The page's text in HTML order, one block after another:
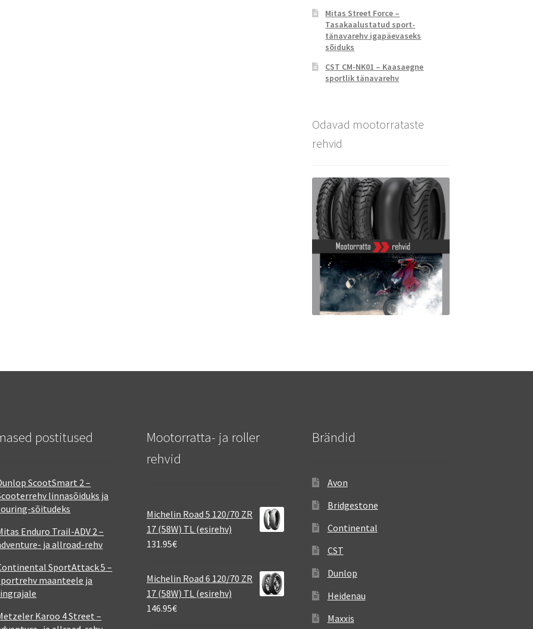
Mitas Street Force –
Tasakaalustatud sport-
tänavarehv igapäevaseks
sõiduks
CST CM-NK01 – Kaasaegne
sportlik tänavarehv
Odavad mootorrataste
rehvid
postitused
ScootSmart 2 –
linnasõiduks ja
sõitudeks
Enduro Trail-ADV 2 –
ja allroad-rehv
SportAttack 5 –
maanteele ja
Karoo 4 Street –
Mootorratta- ja roller
rehvid
Michelin Road 5 120/70 ZR
17 (58W) TL (esirehv)
131.95€
Michelin Road 6 120/70 ZR
17 (58W) TL (esirehv)
146.95€
Brändid
Avon
Bridgestone
Continental
CST
Dunlop
Heidenau
Maxxis